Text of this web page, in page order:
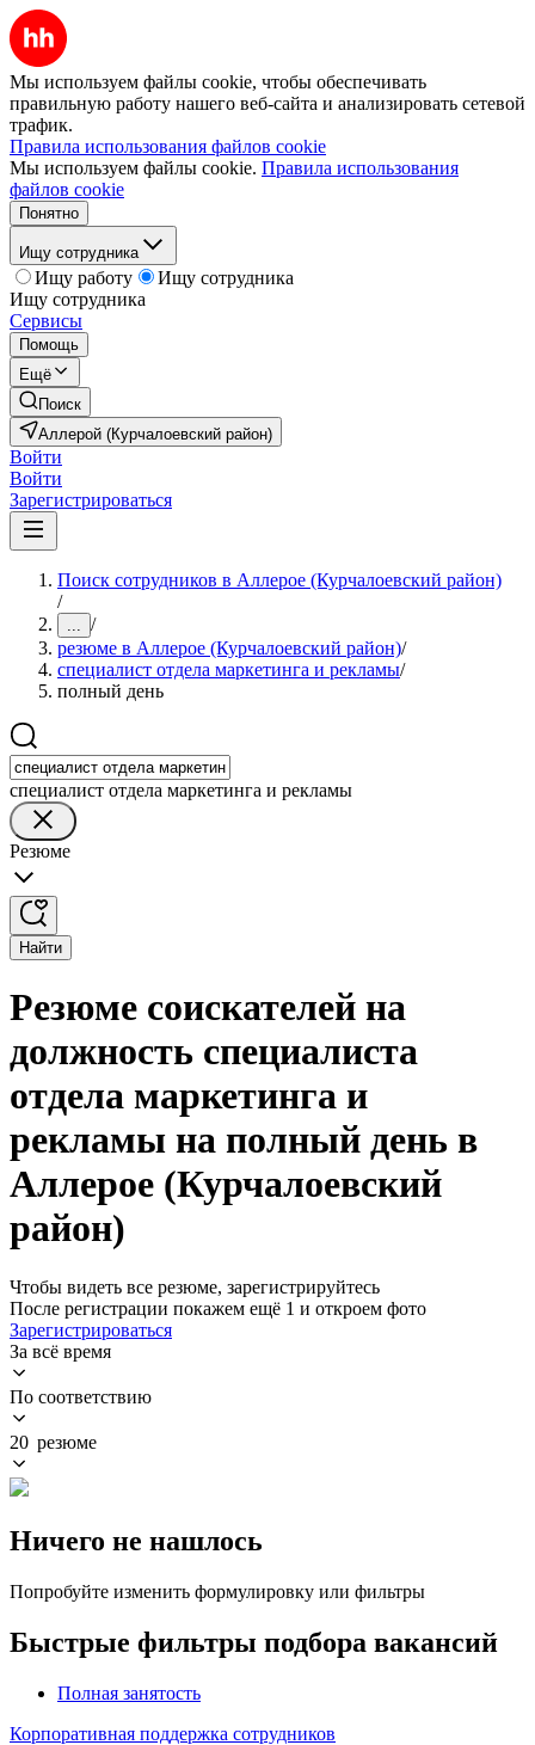
Мы используем файлы cookie, чтобы обеспечивать
правильную работу нашего веб-сайта и анализировать сетевой
трафик.
Правила использования файлов cookie
Мы используем файлы cookie. Правила использования
файлов cookie
Понятно
Ищу сотрудника
Ищу работу
Ищу сотрудника
Ищу сотрудника
Сервисы
Помощь
Ещё
Поиск
Аллерой (Курчалоевский район)
Войти
Войти
Зарегистрироваться
Поиск сотрудников в Аллерое (Курчалоевский район)
/
... /
резюме в Аллерое (Курчалоевский район)/
специалист отдела маркетинга и рекламы/
полный день
специалист отдела маркетинга и рекламы
Резюме
Найти
Резюме соискателей на
должность специалиста
отдела маркетинга и
рекламы на полный день в
Аллерое (Курчалоевский
район)
Чтобы видеть все резюме, зарегистрируйтесь
После регистрации покажем ещё 1 и откроем фото
Зарегистрироваться
За всё время
По соответствию
20 резюме
Ничего не нашлось
Попробуйте изменить формулировку или фильтры
Быстрые фильтры подбора вакансий
Полная занятость
Корпоративная поддержка сотрудников